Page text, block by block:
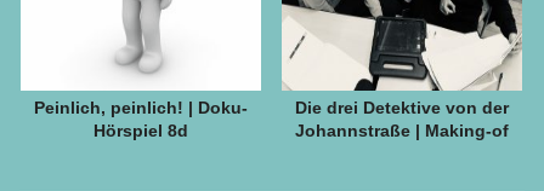
Peinlich, peinlich! | Doku-
Hörspiel 8d
Die drei Detektive von der
Johannstraße | Making-of